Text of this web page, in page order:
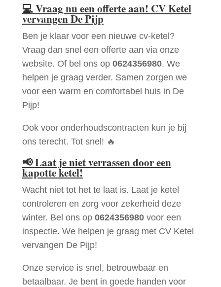
💻Vraag nu een offerte aan! CV Ketel
vervangen De Pijp
Ben je klaar voor een nieuwe cv-ketel?
Vraag dan snel een offerte aan via onze
website. Of bel ons op 0624356980. We
helpen je graag verder. Samen zorgen we
voor een warm en comfortabel huis in De
Pijp!
Ook voor onderhoudscontracten kun je bij
ons terecht. Tot snel! 🔥
📢Laat je niet verrassen door een
kapotte ketel!
Wacht niet tot het te laat is. Laat je ketel
controleren en zorg voor zekerheid deze
winter. Bel ons op 0624356980voor een
inspectie. We helpen je graag met CV Ketel
vervangen De Pijp!
Onze service is snel, betrouwbaar en
betaalbaar. Je bent in goede handen voor